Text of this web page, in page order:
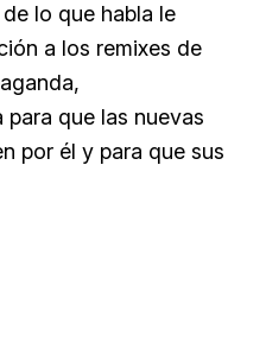
lo que habla le
a los remixes de
que las nuevas
por él y para que sus